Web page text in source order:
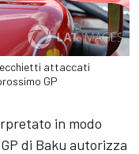
attaccati
GP
in modo
di Baku autorizza